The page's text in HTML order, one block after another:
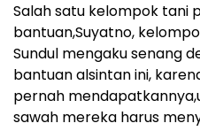
Salah satu kelompok tani
bantuan,Suyatno,
Sundul mengaku senang
bantuan alsintan ini,
pernah
sawah mereka harus